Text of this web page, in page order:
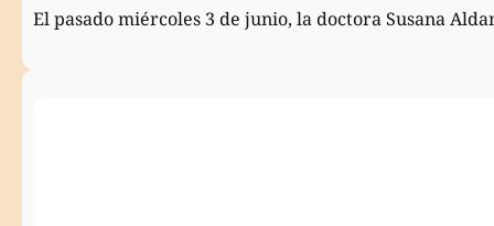
El pasado miércoles 3 de junio, la doctora Susana